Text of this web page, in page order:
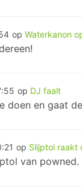
op Waterkanon
op DJ faalt
doen en gaat
op Slijptol raakt
van powned.